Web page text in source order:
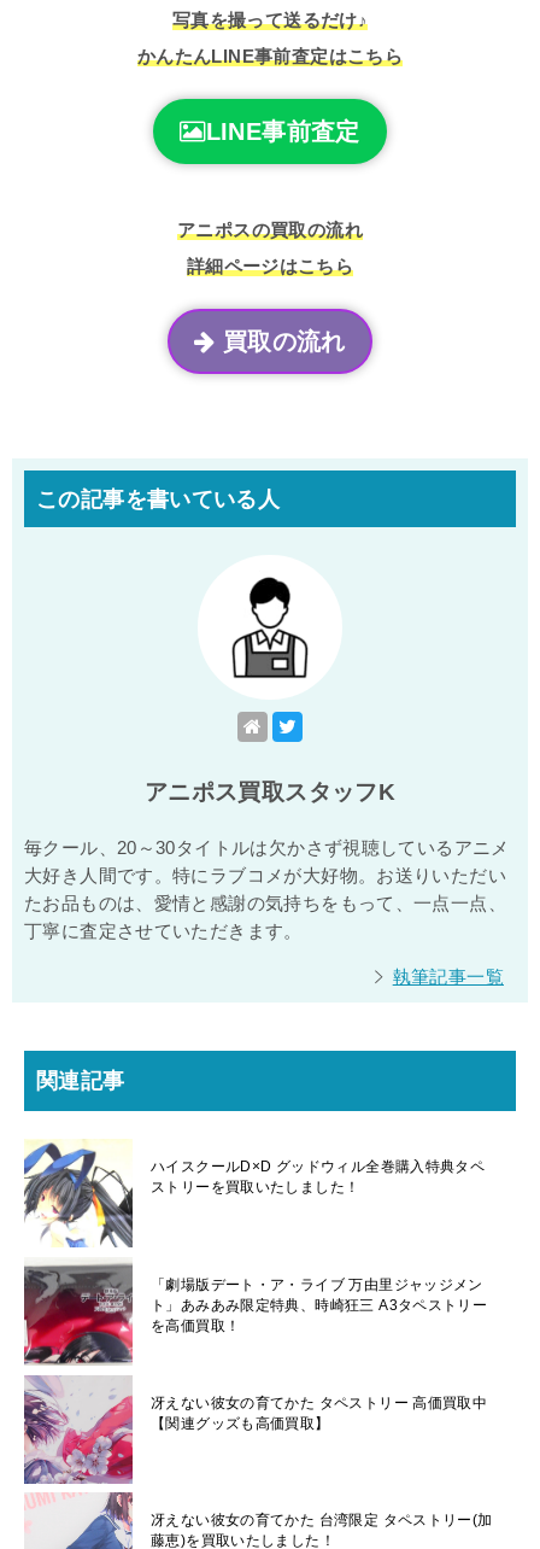
写真を撮って送るだけ♪
かんたんLINE事前査定はこちら
LINE事前査定
アニポスの買取の流れ
詳細ページはこちら
買取の流れ
この記事を書いている人
アニポス買取スタッフK
毎クール、20～30タイトルは欠かさず視聴しているアニメ
大好き人間です。特にラブコメが大好物。お送りいただい
たお品ものは、愛情と感謝の気持ちをもって、一点一点、
丁寧に査定させていただきます。
執筆記事一覧
関連記事
ハイスクールD×D グッドウィル全巻購入特典タペ
ストリーを買取いたしました！
「劇場版デート・ア・ライブ 万由里ジャッジメン
ト」あみあみ限定特典、時崎狂三 A3タペストリー
を高価買取！
冴えない彼女の育てかた タペストリー 高価買取中
【関連グッズも高価買取】
冴えない彼女の育てかた 台湾限定 タペストリー(加
藤恵)を買取いたしました！